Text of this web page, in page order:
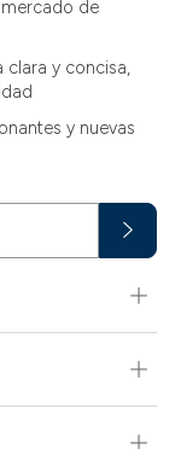
de
clara y concisa,
y nuevas